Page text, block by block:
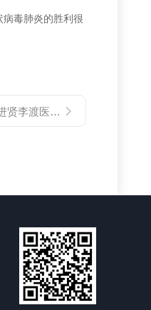
毒肺炎的胜利很
疗器械展览会